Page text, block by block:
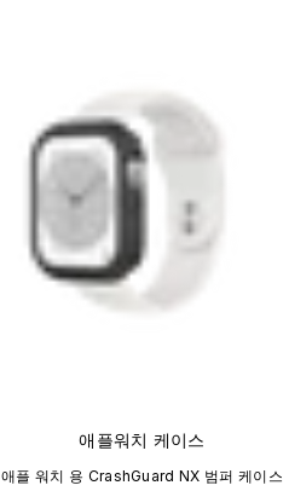
애플워치 케이스
애플 워치 용 CrashGuard NX 범퍼 케이스